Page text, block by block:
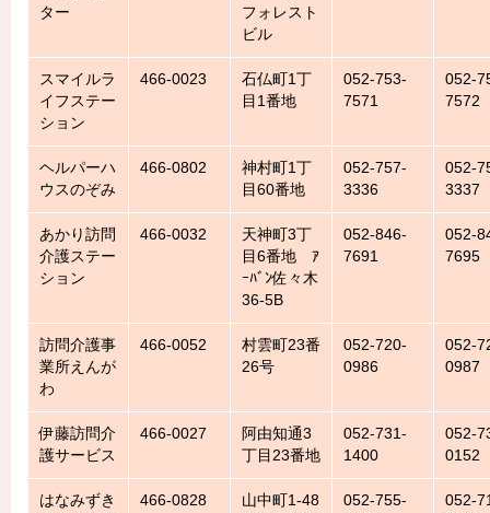
ター
フォレスト
ビル
スマイルラ
イフステー
ション
466-0023
石仏町1丁
目1番地
052-753-
7571
052-
7572
ヘルパーハ
ウスのぞみ
466-0802
神村町1丁
目60番地
052-757-
3336
052-
3337
あかり訪問
介護ステー
ション
466-0032
天神町3丁
目6番地 ｱ
ｰﾊﾞﾝ佐々木
36-5B
052-846-
7691
052-
7695
訪問介護事
業所えんが
わ
466-0052
村雲町23番
26号
052-720-
0986
052-
0987
伊藤訪問介
護サービス
466-0027
阿由知通3
丁目23番地
052-731-
1400
052-
0152
はなみずき
466-0828
山中町1-48
052-755-
052-